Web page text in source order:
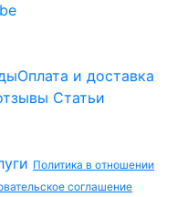
Оплата и доставка
Статьи
Политика в отношении
соглашение